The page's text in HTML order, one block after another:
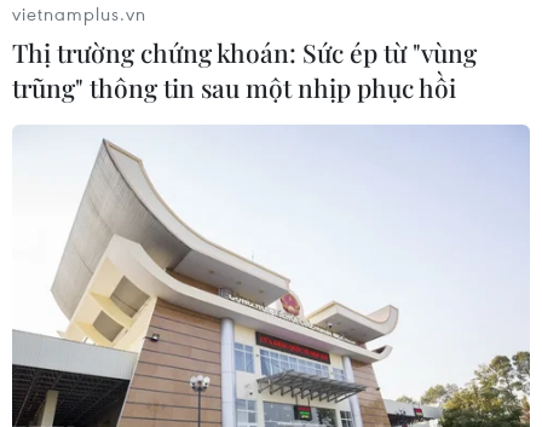
Tây Ninh ngăn chặn, xử lý nghiêm
các vụ việc xâm phạm quyền sở hữu
trí tuệ
08/08/2026 04:29
Dắt chó đi dạo không đúng quy
định, bị phạt đến 2 triệu đồng?
08/08/2026 04:16
CHUYỆN TUẦN QUA: Cảnh
báo nạn "giang hồ mạng” kéo những
vietnamplus.vn
Thị trường chứng khoán: Sức ép từ "vùng
trũng" thông tin sau một nhịp phục hồi